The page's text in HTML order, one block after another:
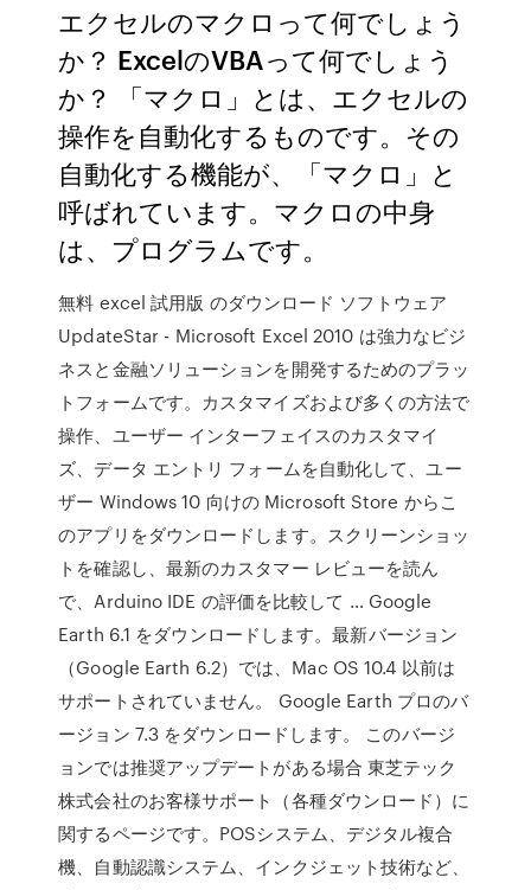
エクセルのマクロって何でしょう
か？ ExcelのVBAって何でしょう
か？ 「マクロ」とは、エクセルの
操作を自動化するものです。その
自動化する機能が、「マクロ」と
呼ばれています。マクロの中身
は、プログラムです。
無料 excel 試用版 のダウンロード ソフトウェア
UpdateStar - Microsoft Excel 2010 は強力なビジ
ネスと金融ソリューションを開発するためのプラッ
トフォームです。カスタマイズおよび多くの方法で
操作、ユーザー インターフェイスのカスタマイ
ズ、データ エントリ フォームを自動化して、ユー
ザー Windows 10 向けの Microsoft Store からこ
のアプリをダウンロードします。スクリーンショッ
トを確認し、最新のカスタマー レビューを読ん
で、Arduino IDE の評価を比較して … Google
Earth 6.1 をダウンロードします。最新バージョン
（Google Earth 6.2）では、Mac OS 10.4 以前は
サポートされていません。 Google Earth プロのバ
ージョン 7.3 をダウンロードします。 このバージ
ョンでは推奨アップデートがある場合 東芝テック
株式会社のお客様サポート（各種ダウンロード）に
関するページです。POSシステム、デジタル複合
機、自動認識システム、インクジェット技術など、